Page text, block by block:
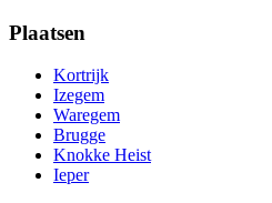
Plaatsen
Kortrijk
Izegem
Waregem
Brugge
Knokke Heist
Ieper